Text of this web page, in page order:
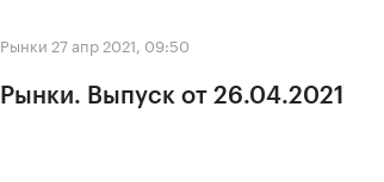
Рынки 27 апр 2021, 09:50
Рынки. Выпуск от 26.04.2021